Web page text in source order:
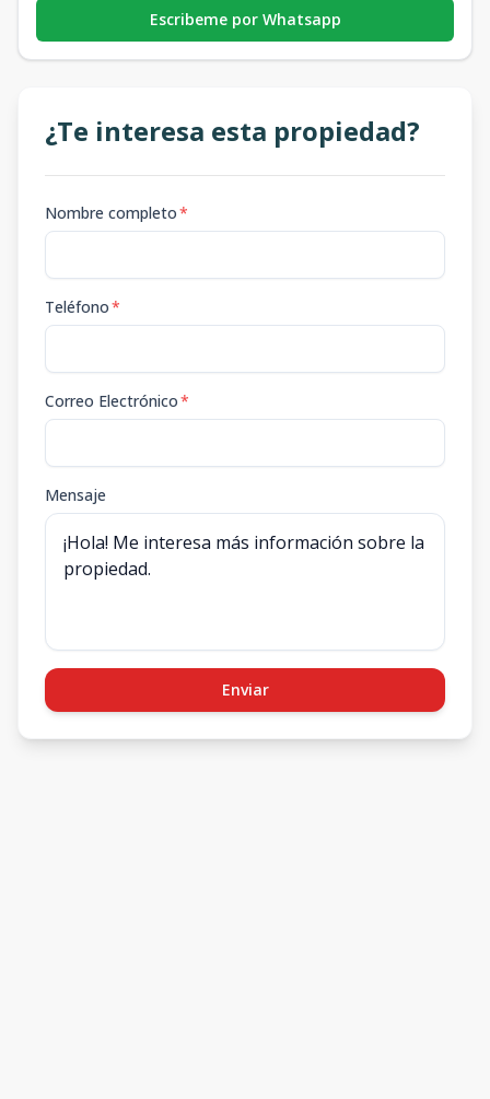
Escribeme por Whatsapp
¿Te interesa esta propiedad?
Nombre completo*
Teléfono*
Correo Electrónico*
Mensaje
Enviar